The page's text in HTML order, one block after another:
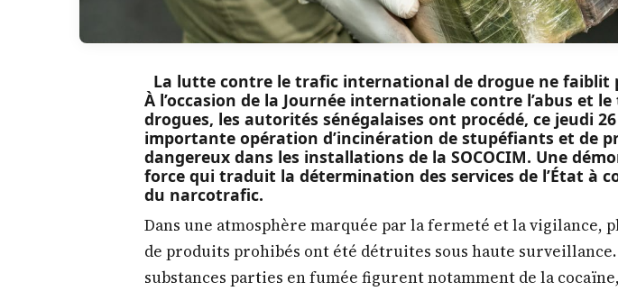
La lutte contre le trafic international de drogue ne faiblit
À l’occasion de la Journée internationale contre l’abus et
drogues, les autorités sénégalaises ont procédé, ce jeudi
importante opération d’incinération de stupéfiants et de
dangereux dans les installations de la SOCOCIM. Une
force qui traduit la détermination des services de l’État à
du narcotrafic.
Dans une atmosphère marquée par la fermeté et la vigilance,
de produits prohibés ont été détruites sous haute
substances parties en fumée figurent notamment de la